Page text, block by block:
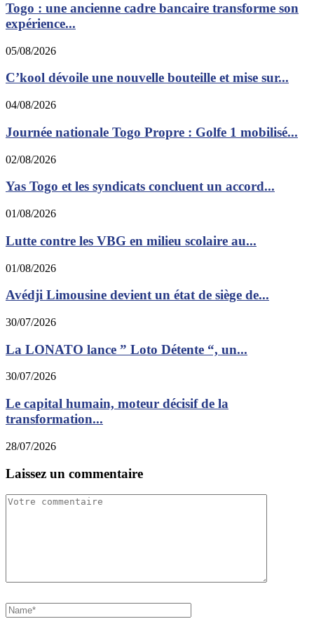
Togo : une ancienne cadre bancaire transforme son
expérience...
05/08/2026
C’kool dévoile une nouvelle bouteille et mise sur...
04/08/2026
Journée nationale Togo Propre : Golfe 1 mobilisé...
02/08/2026
Yas Togo et les syndicats concluent un accord...
01/08/2026
Lutte contre les VBG en milieu scolaire au...
01/08/2026
Avédji Limousine devient un état de siège de...
30/07/2026
La LONATO lance ” Loto Détente “, un...
30/07/2026
Le capital humain, moteur décisif de la
transformation...
28/07/2026
Laissez un commentaire